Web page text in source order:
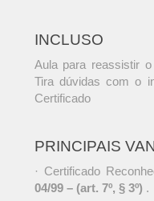
INCLUSO
Aula para reassistir
Tira dúvidas com o
Certificado
PRINCIPAIS
· Certificado
04/99 – (art. 7º, § 3º) .